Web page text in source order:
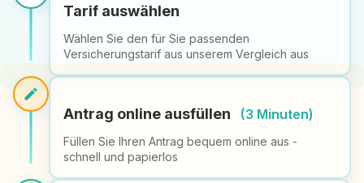
Tarif auswählen
Wählen Sie den für Sie passenden
Versicherungstarif aus unserem Vergleich aus
edit
Antrag online ausfüllen (3 Minuten)
Füllen Sie Ihren Antrag bequem online aus -
schnell und papierlos